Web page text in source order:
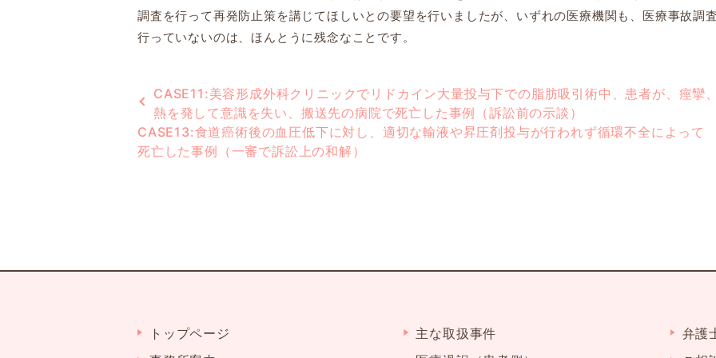
調査を行って再発防止策を講じてほしいとの要望を行いましたが、いずれの医療機関も、医療事故調
行っていないのは、ほんとうに残念なことです。
CASE11:美容形成外科クリニックでリドカイン大量投与下での脂肪吸引術中、患者が、痙攣
熱を発して意識を失い、搬送先の病院で死亡した事例（訴訟前の示談）
CASE13:食道癌術後の血圧低下に対し、適切な輸液や昇圧剤投与が行われず循環不全によって
死亡した事例（一審で訴訟上の和解）
トップページ
主な取扱事件
弁護